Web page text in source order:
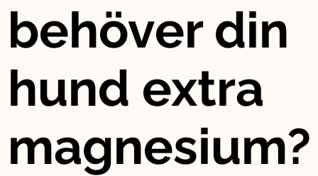
behöver din
hund extra
magnesium?